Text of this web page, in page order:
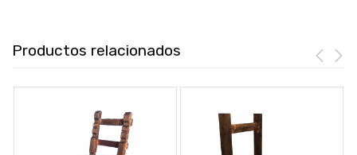
Productos relacionados